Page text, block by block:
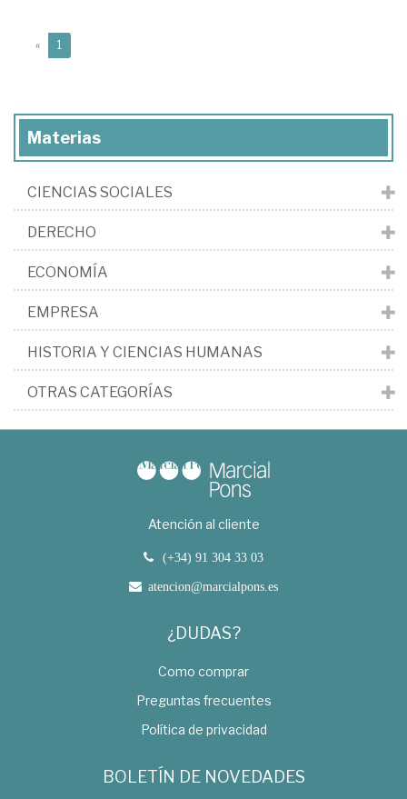
« 1
Materias
CIENCIAS SOCIALES
DERECHO
ECONOMÍA
EMPRESA
HISTORIA Y CIENCIAS HUMANAS
OTRAS CATEGORÍAS
Atención al cliente
(+34) 91 304 33 03
atencion@marcialpons.es
¿DUDAS?
Como comprar
Preguntas frecuentes
Política de privacidad
BOLETÍN DE NOVEDADES